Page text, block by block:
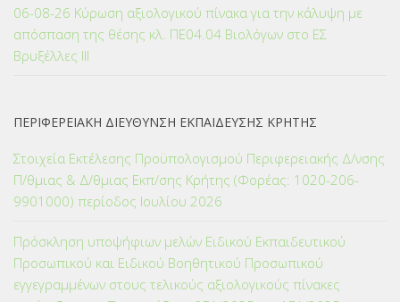
06-08-26 Κύρωση αξιολογικού πίνακα για την κάλυψη με
απόσπαση της θέσης κλ. ΠΕ04.04 Βιολόγων στο ΕΣ
Βρυξέλλες ΙΙΙ
ΠΕΡΙΦΕΡΕΙΑΚΗ ΔΙΕΥΘΥΝΣΗ ΕΚΠΑΙΔΕΥΣΗΣ ΚΡΗΤΗΣ
Στοιχεία Εκτέλεσης Προϋπολογισμού Περιφερειακής Δ/νσης
Π/θμιας & Δ/θμιας Εκπ/σης Κρήτης (Φορέας: 1020-206-
9901000) περίοδος Ιουλίου 2026
Πρόσκληση υποψήφιων μελών Ειδικού Εκπαιδευτικού
Προσωπικού και Ειδικού Βοηθητικού Προσωπικού
εγγεγραμμένων στους τελικούς αξιολογικούς πίνακες